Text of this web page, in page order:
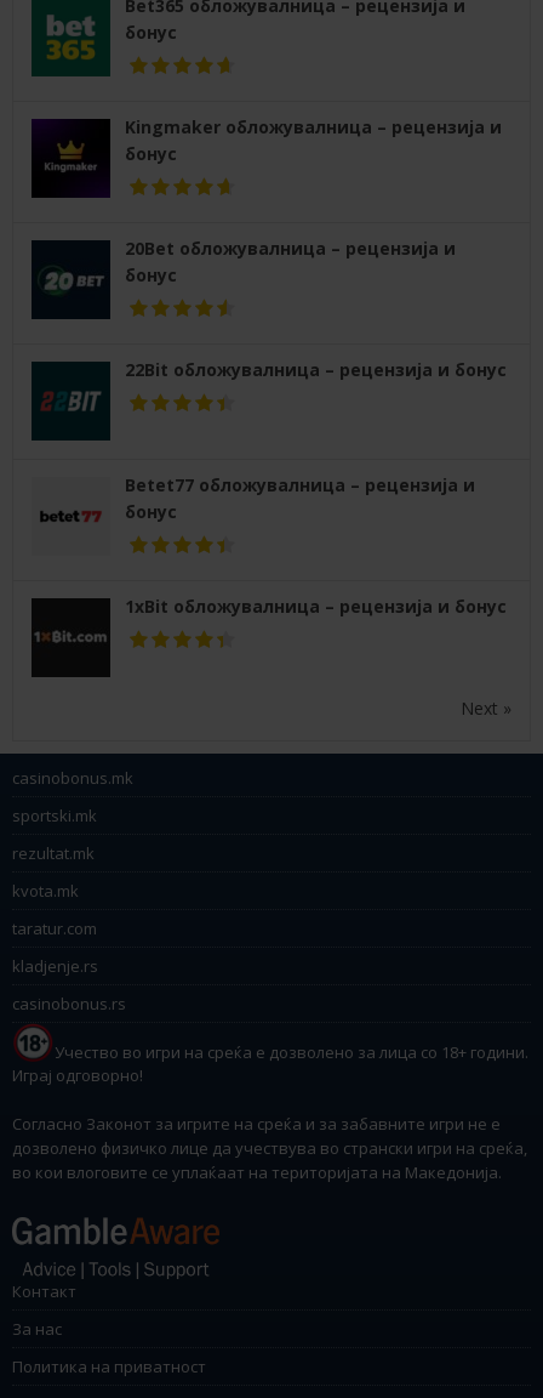
Bet365 обложувалница – рецензија и
бонус
Kingmaker обложувалница – рецензија и
бонус
20Bet обложувалница – рецензија и
бонус
22Bit обложувалница – рецензија и бонус
Betet77 обложувалница – рецензија и
бонус
1xBit обложувалница – рецензија и бонус
Next »
casinobonus.mk
sportski.mk
rezultat.mk
kvota.mk
taratur.com
kladjenje.rs
casinobonus.rs
Учество во игри на среќа е дозволено за лица со 18+ години.
Играј одговорно!
Согласно Законот за игрите на среќа и за забавните игри не е
дозволено физичко лице да учествува во странски игри на среќа,
во кои влоговите се уплаќаат на територијата на Македонија.
Контакт
За нас
Политика на приватност